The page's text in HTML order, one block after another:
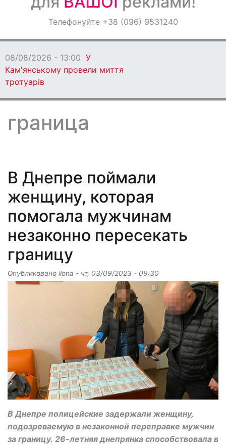
ОголошенняТелефонуйте +38 (096) 9531240
08/08/2026 - 12:00 Ветеранів Кам’янського
запрошують взяти участь у регаті в Дніпрі
граница
В Днепре поймали
женщину, которая
помогала мужчинам
незаконно пересекать
границу
Опубликовано ilona - чт, 03/09/2023 - 09:30
В Днепре полицейские задержали женщину,
подозреваемую в незаконной переправке мужчин
за границу. 26-летняя днепрянка способствовала в